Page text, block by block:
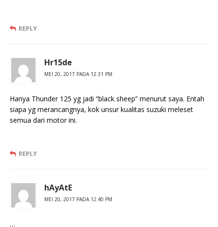
REPLY
Hr15de
MEI 20, 2017 PADA 12:31 PM
Hanya Thunder 125 yg jadi “black sheep” menurut saya. Entah
siapa yg merancangnya, kok unsur kualitas suzuki meleset
semua dari motor ini.
REPLY
hAyAtE
MEI 20, 2017 PADA 12:40 PM
…